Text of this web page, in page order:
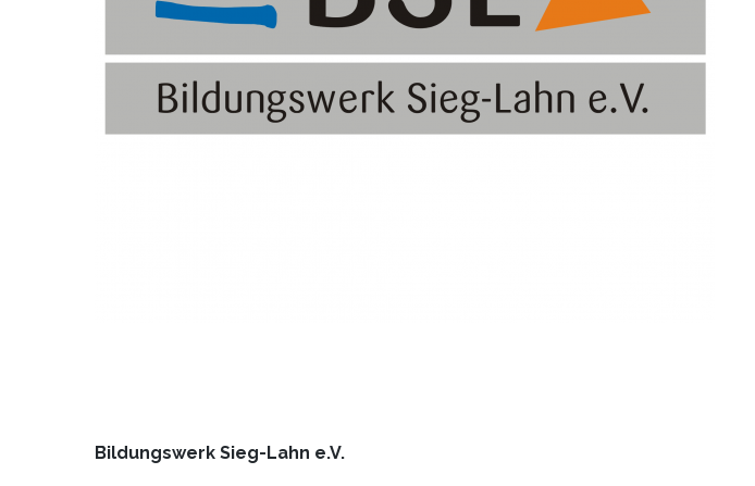
Bildungswerk Sieg-Lahn e.V.